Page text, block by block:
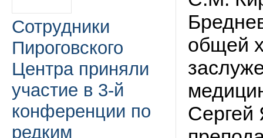
Сотрудники
Пироговского
Центра приняли
участие в 3-й
конференции по
редким
общей
Сергей